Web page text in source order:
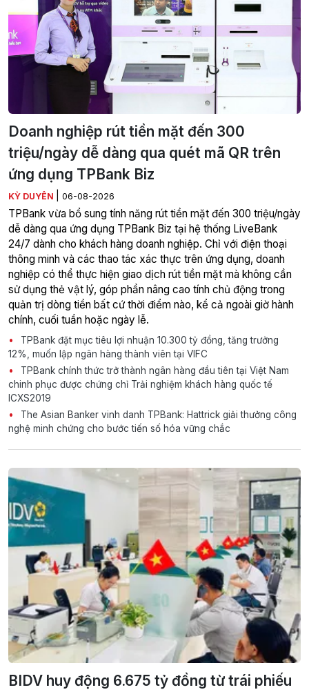
Doanh nghiệp rút tiền mặt đến 300
triệu/ngày dễ dàng qua quét mã QR trên
ứng dụng TPBank Biz
KỲ DUYÊN 06-08-2026
TPBank vừa bổ sung tính năng rút tiền mặt đến 300 triệu/ngày
dễ dàng qua ứng dụng TPBank Biz tại hệ thống LiveBank
24/7 dành cho khách hàng doanh nghiệp. Chỉ với điện thoại
thông minh và các thao tác xác thực trên ứng dụng, doanh
nghiệp có thể thực hiện giao dịch rút tiền mặt mà không cần
sử dụng thẻ vật lý, góp phần nâng cao tính chủ động trong
quản trị dòng tiền bất cứ thời điểm nào, kể cả ngoài giờ hành
chính, cuối tuần hoặc ngày lễ.
TPBank đặt mục tiêu lợi nhuận 10.300 tỷ đồng, tăng trưởng
12%, muốn lập ngân hàng thành viên tại VIFC
TPBank chính thức trở thành ngân hàng đầu tiên tại Việt Nam
chinh phục được chứng chỉ Trải nghiệm khách hàng quốc tế
ICXS2019
The Asian Banker vinh danh TPBank: Hattrick giải thưởng công
nghệ minh chứng cho bước tiến số hóa vững chắc
BIDV huy động 6.675 tỷ đồng từ trái phiếu